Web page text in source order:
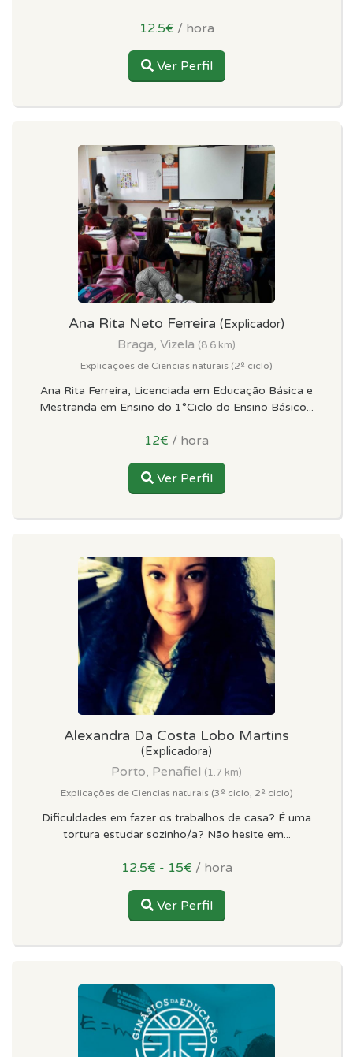
12.5€ / hora
Ver Perfil
Ana Rita Neto Ferreira (Explicador)
Braga, Vizela (8.6 km)
Explicações de Ciencias naturais (2º ciclo)
Ana Rita Ferreira, Licenciada em Educação Básica e
Mestranda em Ensino do 1°Ciclo do Ensino Básico...
12€ / hora
Ver Perfil
Alexandra Da Costa Lobo Martins
(Explicadora)
Porto, Penafiel (1.7 km)
Explicações de Ciencias naturais (3º ciclo, 2º ciclo)
Dificuldades em fazer os trabalhos de casa? É uma
tortura estudar sozinho/a? Não hesite em...
12.5€ - 15€ / hora
Ver Perfil